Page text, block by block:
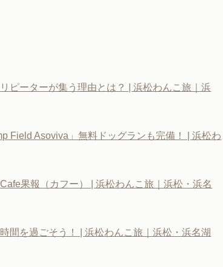
ピーターが集う理由とは？ | 浜松わんこ旅｜浜
Field Asoviva」無料ドッグランも完備！ | 浜松わ
果報（カフー） | 浜松わんこ旅｜浜松・浜名
間を過ごそう！ | 浜松わんこ旅｜浜松・浜名湖